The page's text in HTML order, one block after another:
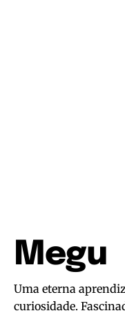
Megu
Uma eterna
curiosidade.